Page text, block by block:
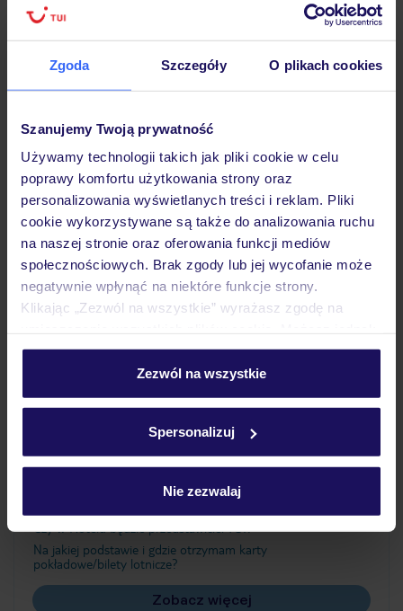
Zgoda Szczegóły O plikach cookies
Szanujemy Twoją prywatność
Używamy technologii takich jak pliki cookie w celu
poprawy komfortu użytkowania strony oraz
personalizowania wyświetlanych treści i reklam. Pliki
cookie wykorzystywane są także do analizowania ruchu
na naszej stronie oraz oferowania funkcji mediów
społecznościowych. Brak zgody lub jej wycofanie może
negatywnie wpłynąć na niektóre funkcje strony.
Klikając „Zezwól na wszystkie” wyrażasz zgodę na
personalizować swój wybór wchodząc w zakładkę
Szczegółowe informacje o plikach cookie znajdziesz
Zezwól na wszystkie
Spersonalizuj
Nie zezwalaj
Hotel
Opinie
Pokoje
Wyżywienie
Ważne informacje
Czy w Hotelu będzie przedstawiciel TUI?
Na jakiej podstawie i gdzie otrzymam karty
pokładowe/bilety lotnicze?
Zobacz więcej